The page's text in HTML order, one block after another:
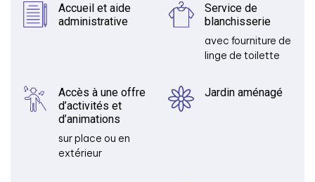
Accueil et aide
administrative
Service de
blanchisserie
avec fourniture de
linge de toilette
Accès à une offre
d’activités et
d’animations
sur place ou en
extérieur
Jardin aménagé